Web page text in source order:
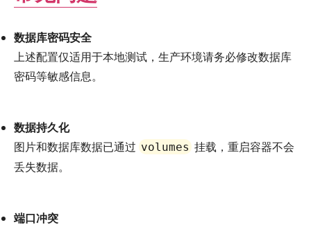
数据库密码安全
上述配置仅适用于本地测试，生产环境请务必修改数据库
密码等敏感信息。
数据持久化
图片和数据库数据已通过 volumes 挂载，重启容器不会
丢失数据。
端口冲突